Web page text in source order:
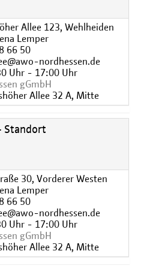
Allee 123, Wehlheiden
Lemper
66 50
nordhessen.de
Uhr - 17:00 Uhr
gGmbH
Allee 32 A, Mitte
Standort
30, Vorderer Westen
Lemper
66 50
nordhessen.de
Uhr - 17:00 Uhr
gGmbH
Allee 32 A, Mitte